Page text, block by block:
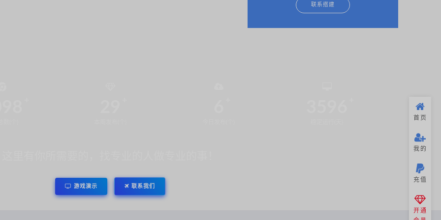
联系搭建
游戏演示 联系我们
首页
我的
充值
开通